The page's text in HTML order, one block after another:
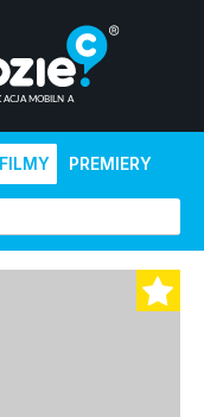
FILMY PREMIERY